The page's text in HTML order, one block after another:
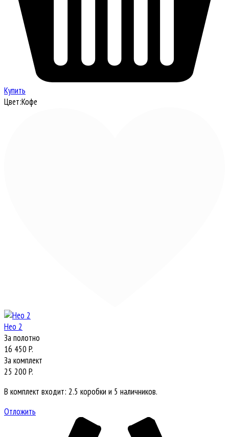
Купить
Цвет:Кофе
Нео 2
За полотно
16 450 P.
За комплект
25 200 P.
В комплект входит: 2.5 коробки и 5 наличников.
Отложить